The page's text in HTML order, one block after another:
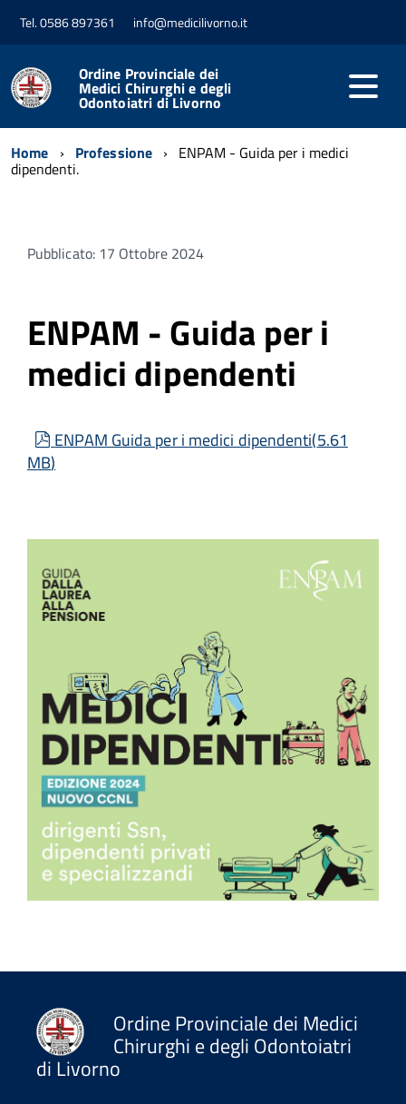
Tel. 0586 897361 info@medicilivorno.it
Ordine Provinciale dei
Medici Chirurghi e degli
Odontoiatri di Livorno
Home Professione ENPAM - Guida per i medici
dipendenti.
Pubblicato: 17 Ottobre 2024
ENPAM - Guida per i
medici dipendenti
pdf
ENPAM Guida per i medici dipendenti(5.61
MB)
Ordine Provinciale dei Medici
Chirurghi e degli Odontoiatri
di Livorno